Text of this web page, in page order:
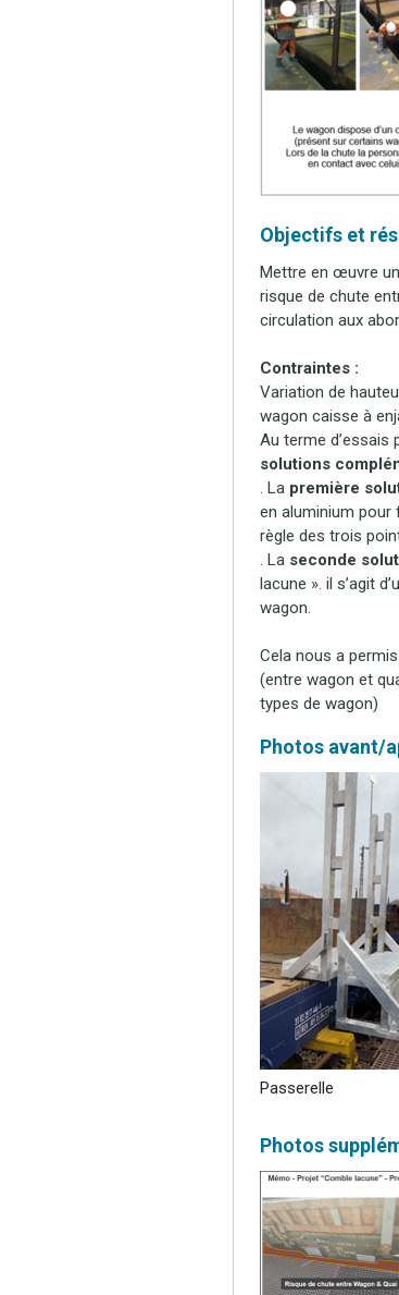
Objectifs et
Mettre en œuvre
risque de chute
circulation aux
Contraintes :
Variation de
wagon caisse à
Au terme
solutions
. La première
en aluminium pour
règle des trois
. La seconde
lacune ». il s’agit
wagon.
Cela nous a
(entre wagon et
types de wagon)
Photos avant/
Passerelle
Photos